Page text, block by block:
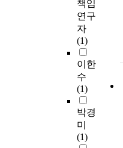
책임
연구
자
(1)
이한
수
(1)
박경
미
(1)